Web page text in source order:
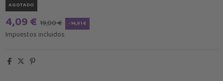
AGOTADO
4,09 € 19,00 € -14,91 €
Impuestos incluidos